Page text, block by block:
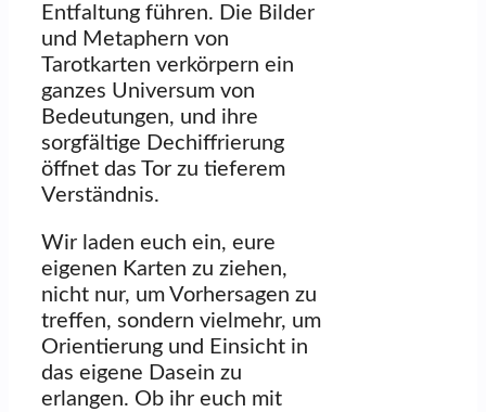
Entfaltung führen. Die Bilder
und Metaphern von
Tarotkarten verkörpern ein
ganzes Universum von
Bedeutungen, und ihre
sorgfältige Dechiffrierung
öffnet das Tor zu tieferem
Verständnis.
Wir laden euch ein, eure
eigenen Karten zu ziehen,
nicht nur, um Vorhersagen zu
treffen, sondern vielmehr, um
Orientierung und Einsicht in
das eigene Dasein zu
erlangen. Ob ihr euch mit